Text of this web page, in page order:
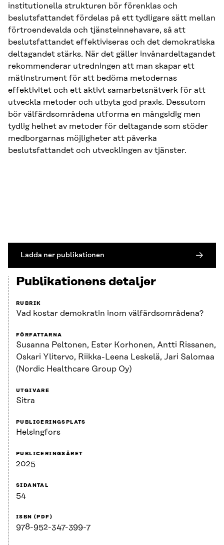
institutionella strukturen bör förenklas och
beslutsfattandet fördelas på ett tydligare sätt mellan
förtroendevalda och tjänsteinnehavare, så att
beslutsfattandet effektiviseras och det demokratiska
deltagandet stärks. När det gäller invånardeltagandet
rekommenderar utredningen att man skapar ett
mätinstrument för att bedöma metodernas
effektivitet och ett aktivt samarbetsnätverk för att
utveckla metoder och utbyta god praxis. Dessutom
bör välfärdsområdena utforma en mångsidig men
tydlig helhet av metoder för deltagande som stöder
medborgarnas möjligheter att påverka
beslutsfattandet och utvecklingen av tjänster.
Ladda ner publikationen
Publikationens detaljer
RUBRIK
Vad kostar demokratin inom välfärdsområdena?
FÖRFATTARNA
Susanna Peltonen, Ester Korhonen, Antti Rissanen,
Oskari Ylitervo, Riikka-Leena Leskelä, Jari Salomaa
(Nordic Healthcare Group Oy)
UTGIVARE
Sitra
PUBLICERINGSPLATS
Helsingfors
PUBLICERINGSÅRET
2025
SIDANTAL
54
ISBN (PDF)
978-952-347-399-7